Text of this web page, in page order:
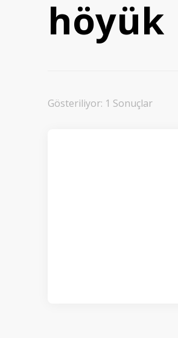
höyük
Gösteriliyor: 1 Sonuçlar